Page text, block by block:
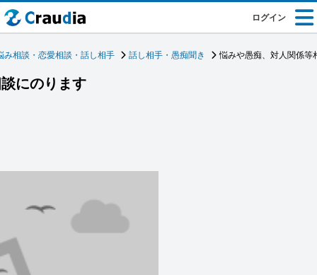
ログイン
み相談・恋愛相談・話し相手 話し相手・愚痴聞き 悩みや愚痴、対人関係等
にのります